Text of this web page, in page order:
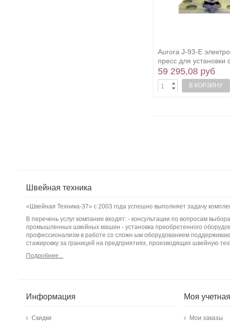
Aurora J-93-E
пресс для установки
59 295,08 руб
В КОРЗИНУ
Швейная техника
«Швейная Техника-37» с 2003 года успешно выполняет задачу
В перечень услуг компании входят: - консультации по вопросам
промышленных швейных машин - установка приобретенного
профессионализм в работе со сложн ым оборудованием
стажировку за границей на предприятиях, производящих швейную
Подробнее...
Информация
Скидки
Моя
Мои заказы